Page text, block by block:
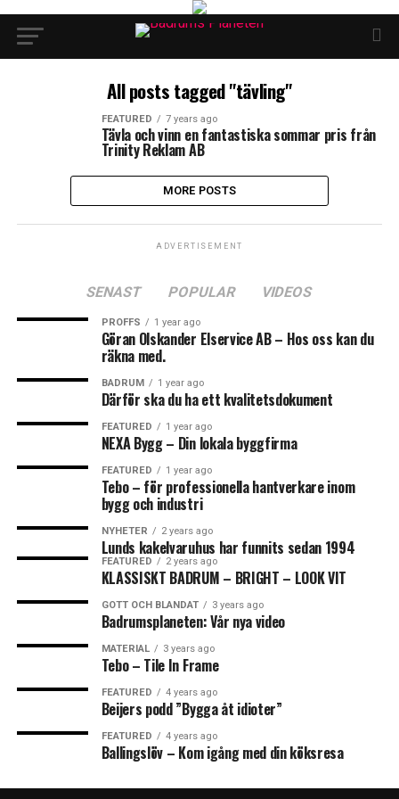
All posts tagged "tävling"
FEATURED 7 years ago
Tävla och vinn en fantastiska sommar pris från
Trinity Reklam AB
MORE POSTS
ADVERTISEMENT
SENAST POPULAR VIDEOS
PROFFS 1 year ago
Göran Olskander Elservice AB – Hos oss kan du
räkna med.
BADRUM 1 year ago
Därför ska du ha ett kvalitetsdokument
FEATURED 1 year ago
NEXA Bygg – Din lokala byggfirma
FEATURED 1 year ago
Tebo – för professionella hantverkare inom
bygg och industri
NYHETER 2 years ago
Lunds kakelvaruhus har funnits sedan 1994
FEATURED 2 years ago
KLASSISKT BADRUM – BRIGHT – LOOK VIT
GOTT OCH BLANDAT 3 years ago
Badrumsplaneten: Vår nya video
MATERIAL 3 years ago
Tebo – Tile In Frame
FEATURED 4 years ago
Beijers podd ”Bygga åt idioter”
FEATURED 4 years ago
Ballingslöv – Kom igång med din köksresa